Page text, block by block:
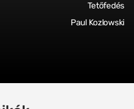
Tetőfedés
Paul Kozlowski
en
a Twitteren
a Pinteresten